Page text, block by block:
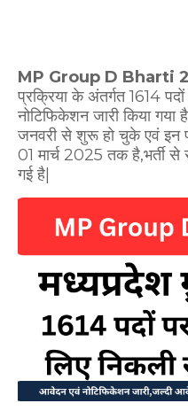
MP Group D Bharti
प्रक्रिया के अंतर्गत 1614
नोटिफिकेशन जारी किया
जनवरी से शुरू हो चुके एवं इन
01 मार्च 2025 तक है,भर्ती
गई है|